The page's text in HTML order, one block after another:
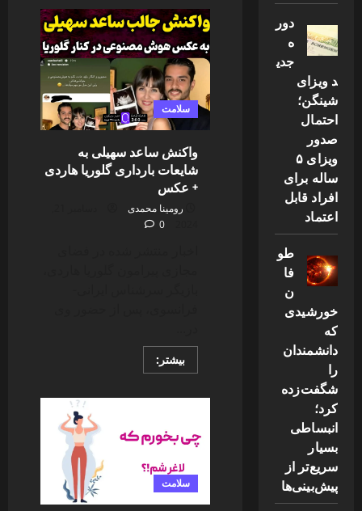
کامل
خواب
آلودگی
در
محل
کار
با
۱۶
ترفند
عالی
سلامت
واکنش ساعد سهیلی به
شایعات بارداری گلوریا هاردی
+ عكس
رومینا محمدی
0
بیشتر:Read
more
شایعات
بارداری
گلوریا
هاردی
عكس
سلامت
دور
ه
جدی
د ویزای
شینگن؛
احتمال
صدور
ویزای ۵
ساله برای
افراد قابل
اعتماد
طو
فا
ن
خورشیدی
که
دانشمندان
را
شگفت‌زده
کرد؛
انبساطی
بسیار
سریع‌تر از
پیش‌بینی‌ها